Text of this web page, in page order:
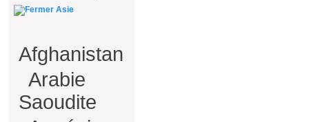
Asie
Afghanistan
Arabie
Saoudite